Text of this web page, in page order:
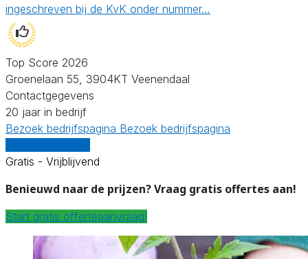
ingeschreven bij de KvK onder nummer…
Top Score 2026
Groenelaan 55, 3904KT Veenendaal
Contactgegevens
20 jaar in bedrijf
Bezoek bedrijfspagina Bezoek bedrijfspagina
Gratis - Vrijblijvend
Benieuwd naar de prijzen? Vraag gratis offertes aan!
Start gratis offerteaanvraag!